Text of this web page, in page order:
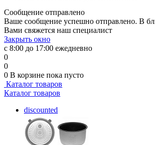
Сообщение отправлено
Ваше сообщение успешно отправлено. В
Вами свяжется наш специалист
Закрыть окно
с 8:00 до 17:00 ежедневно
0
0
0 В корзине пока пусто
Каталог товаров
Каталог товаров
discounted